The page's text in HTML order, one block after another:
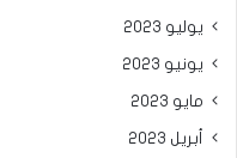
يوليو 2023
يونيو 2023
مايو 2023
أبريل 2023